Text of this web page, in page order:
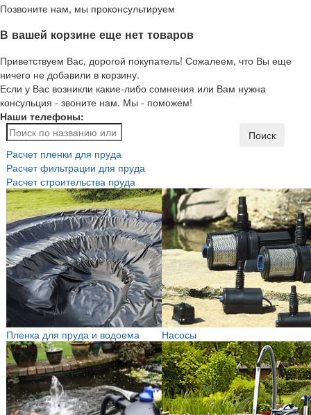
Позвоните нам, мы проконсультируем
В вашей корзине еще нет товаров
Приветствуем Вас, дорогой покупатель! Сожалеем, что Вы еще
ничего не добавили в корзину.
Если у Вас возникли какие-либо сомнения или Вам нужна
консульция - звоните нам. Мы - поможем!
Наши телефоны:
Поиск
Расчет пленки для пруда
Расчет фильтрации для пруда
Расчет строительства пруда
Пленка для пруда и водоема Насосы